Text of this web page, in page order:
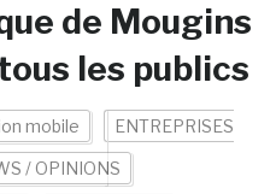
de Mougins
les publics
mobile ENTREPRISES
/ OPINIONS